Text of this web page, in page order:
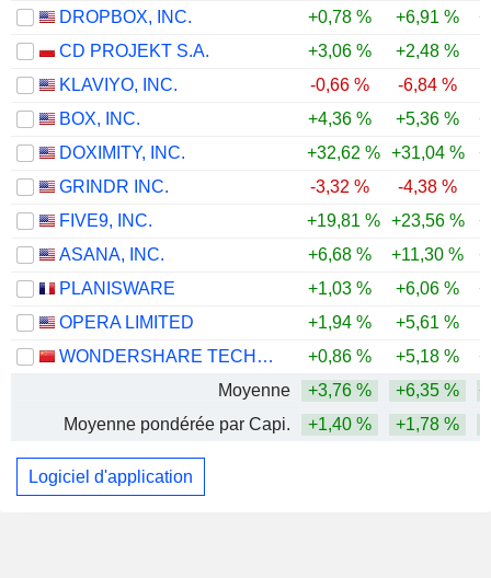
DROPBOX, INC.
+0,78 % +6,91 %
CD PROJEKT S.A.
+3,06 % +2,48 %
KLAVIYO, INC.
-0,66 % -6,84 %
BOX, INC.
+4,36 % +5,36 %
DOXIMITY, INC.
+32,62 % +31,04 %
GRINDR INC.
-3,32 % -4,38 %
FIVE9, INC.
+19,81 % +23,56 %
ASANA, INC.
+6,68 % +11,30 %
PLANISWARE
+1,03 % +6,06 %
OPERA LIMITED
+1,94 % +5,61 %
WONDERSHARE TECHNOLOGY GROUP CO., LTD.
+0,86 % +5,18 %
Moyenne
+3,76 % +6,35 %
Moyenne pondérée par Capi.
+1,40 % +1,78 %
Logiciel d'application